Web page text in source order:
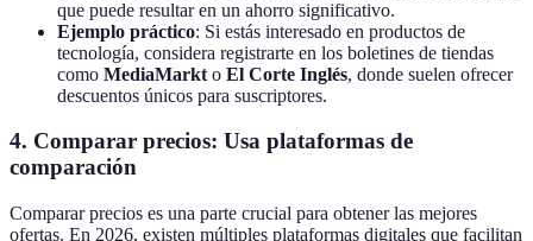
que puede resultar en un ahorro significativo.
Ejemplo práctico: Si estás interesado en productos de
tecnología, considera registrarte en los boletines de tiendas
como MediaMarkt o El Corte Inglés, donde suelen ofrecer
descuentos únicos para suscriptores.
4. Comparar precios: Usa plataformas de
comparación
Comparar precios es una parte crucial para obtener las mejores
ofertas. En 2026, existen múltiples plataformas digitales que facilitan